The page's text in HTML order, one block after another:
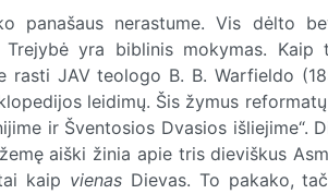
panašaus nerastume. Vis dėlto
yra biblinis mokymas.
rasti JAV teologo B. B. Warfieldo
leidimų. Šis žymus
ir Šventosios Dvasios išliejime“.
aiški žinia apie tris dieviškus
kaip vienasDievas. To pakako,